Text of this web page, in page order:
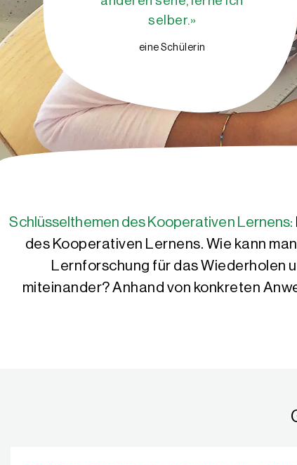
selber.»
eine Schülerin
Schlüsselthemen des Kooperativen Lernens:
des Kooperativen Lernens. Wie kann
Lernforschung für das Wiederholen
miteinander? Anhand von konkreten